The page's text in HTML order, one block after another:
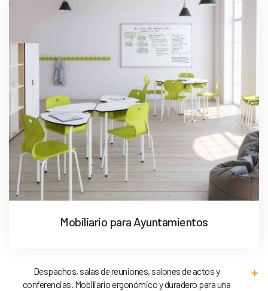
Mobiliario para Ayuntamientos
Despachos, salas de reuniones, salones de actos y
conferencias. Mobiliario ergonómico y duradero para una